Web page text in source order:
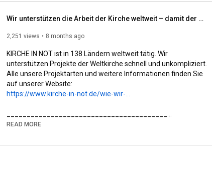
Wir unterstützen die Arbeit der Kirche weltweit – damit der Glaube lebt!
2,251 views 8 months ago
KIRCHE IN NOT ist in 138 Ländern weltweit tätig. Wir
unterstützen Projekte der Weltkirche schnell und unkompliziert.
Alle unsere Projektarten und weitere Informationen finden Sie
https://www.kirche-in-not.de/wie-wir-...
✨ Mehr über KIRCHE IN NOT erfahren:
📘 Facebook: facebook.com/KircheInNot.de
READ MORE